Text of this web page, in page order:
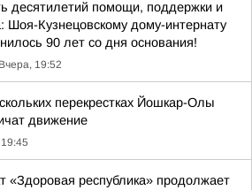
десятилетий помощи, поддержки и
Шоя-Кузнецовскому дому-интернату
90 лет со дня основания!
Вчера, 19:52
перекрестках Йошкар-Олы
движение
«Здоровая республика» продолжает